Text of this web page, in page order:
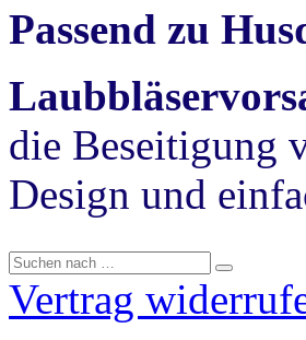
Passend zu
die Beseitigung
Design und
Vertrag